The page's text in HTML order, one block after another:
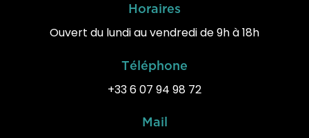
Horaires
Ouvert du lundi au vendredi de 9h à 18h
Téléphone
+33 6 07 94 98 72
Mail